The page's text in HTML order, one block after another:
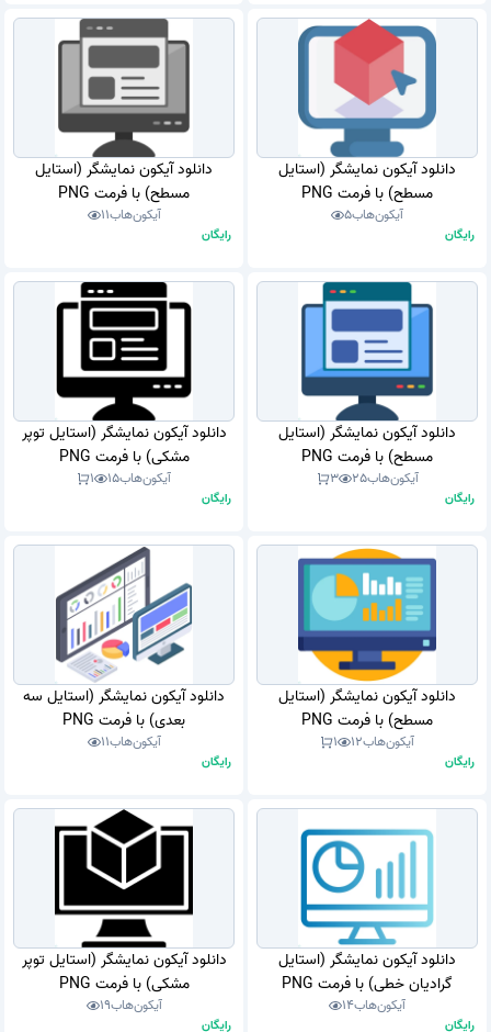
دانلود آیکون نمایشگر (استایل
مسطح) با فرمت PNG
آیکون‌هاب5
رایگان
دانلود آیکون نمایشگر (استایل
مسطح) با فرمت PNG
آیکون‌هاب11
رایگان
دانلود آیکون نمایشگر (استایل
مسطح) با فرمت PNG
آیکون‌هاب25
3
رایگان
دانلود آیکون نمایشگر (استایل توپر
مشکی) با فرمت PNG
آیکون‌هاب15
1
رایگان
دانلود آیکون نمایشگر (استایل
مسطح) با فرمت PNG
آیکون‌هاب12
1
رایگان
دانلود آیکون نمایشگر (استایل سه
بعدی) با فرمت PNG
آیکون‌هاب11
رایگان
دانلود آیکون نمایشگر (استایل
گرادیان خطی) با فرمت PNG
آیکون‌هاب14
رایگان
دانلود آیکون نمایشگر (استایل توپر
مشکی) با فرمت PNG
آیکون‌هاب19
رایگان